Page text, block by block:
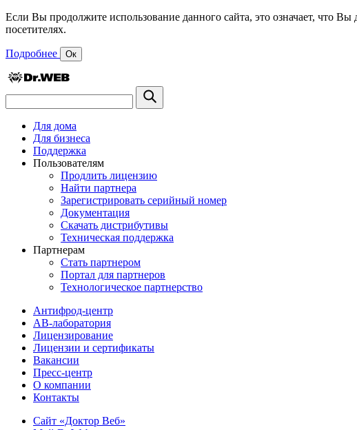
Если Вы продолжите использование данного сайта, это означает, что
посетителях.
Подробнее Ок
Для дома
Для бизнеса
Поддержка
Пользователям
Продлить лицензию
Найти партнера
Зарегистрировать серийный номер
Документация
Скачать дистрибутивы
Техническая поддержка
Партнерам
Стать партнером
Портал для партнеров
Технологическое партнерство
Антифрод-центр
АВ-лаборатория
Лицензирование
Лицензии и сертификаты
Вакансии
Пресс-центр
О компании
Контакты
Сайт «Доктор Веб»